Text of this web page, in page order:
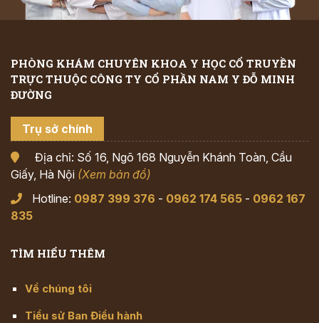
PHÒNG KHÁM CHUYÊN KHOA Y HỌC CỔ TRUYỀN
TRỰC THUỘC CÔNG TY CỔ PHẦN NAM Y ĐỖ MINH
ĐƯỜNG
Trụ sở chính
Địa chỉ: Số 16, Ngõ 168 Nguyễn Khánh Toàn, Cầu
Giấy, Hà Nội (Xem bản đồ)
Hotline: 0987 399 376 - 0962 174 565 - 0962 167
835
TÌM HIỂU THÊM
Về chúng tôi
Tiểu sử Ban Điều hành